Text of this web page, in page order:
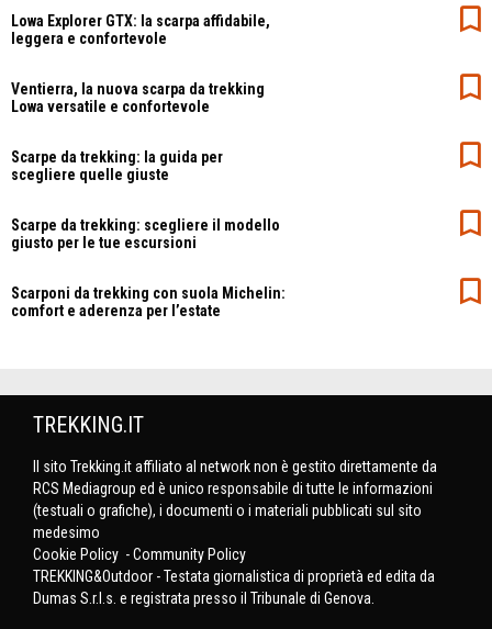
Lowa Explorer GTX: la scarpa affidabile,
leggera e confortevole
Ventierra, la nuova scarpa da trekking
Lowa versatile e confortevole
Scarpe da trekking: la guida per
scegliere quelle giuste
Scarpe da trekking: scegliere il modello
giusto per le tue escursioni
Scarponi da trekking con suola Michelin:
comfort e aderenza per l’estate
TREKKING.IT
Il sito Trekking.it affiliato al network non è gestito direttamente da
RCS Mediagroup ed è unico responsabile di tutte le informazioni
(testuali o grafiche), i documenti o i materiali pubblicati sul sito
medesimo
Cookie Policy -Community Policy
TREKKING&Outdoor - Testata giornalistica di proprietà ed edita da
Dumas S.r.l.s. e registrata presso il Tribunale di Genova.